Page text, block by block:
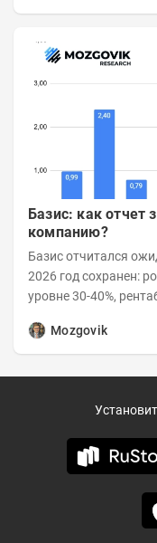
Базис: как отчет
компанию?
Базис отчитался
2026 год сохранен: рост выручки 2026 ожидается на
уровне 30-40%,
Mozgovik